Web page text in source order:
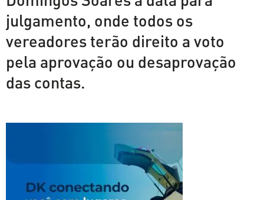
julgamento, onde todos os
vereadores terão direito a voto
pela aprovação ou desaprovação
das contas.